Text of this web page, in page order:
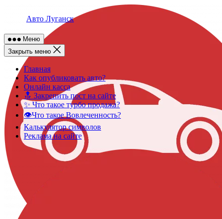
Авто Луганск
Меню
Закрыть меню
Главная
Как опубликовать авто?
Онлайн касса
🔝 Закрепить пост на сайте
✨ Что такое турбо продажа?
👁️Что такое Вовлеченность?
Калькулятор символов
Реклама на сайте